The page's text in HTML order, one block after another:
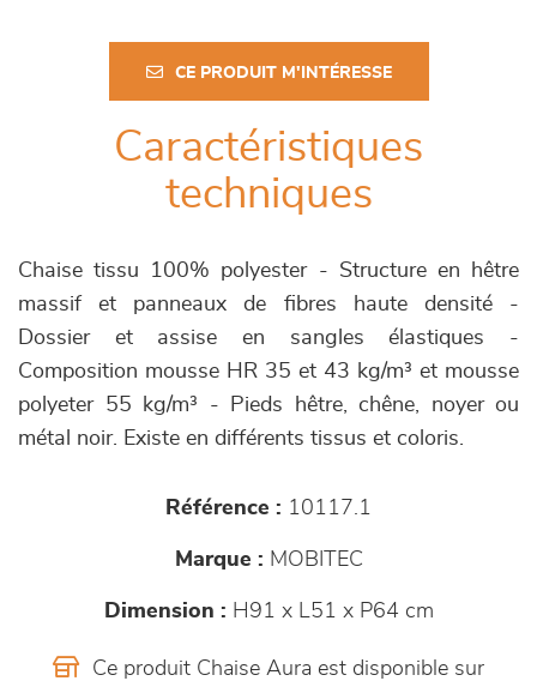
CE PRODUIT M'INTÉRESSE
Caractéristiques
techniques
Chaise tissu 100% polyester - Structure en hêtre
massif et panneaux de fibres haute densité -
Dossier et assise en sangles élastiques -
Composition mousse HR 35 et 43 kg/m³ et mousse
polyeter 55 kg/m³ - Pieds hêtre, chêne, noyer ou
métal noir. Existe en différents tissus et coloris.
Référence : 10117.1
Marque : MOBITEC
Dimension : H91 x L51 x P64 cm
Ce produit Chaise Aura est disponible sur